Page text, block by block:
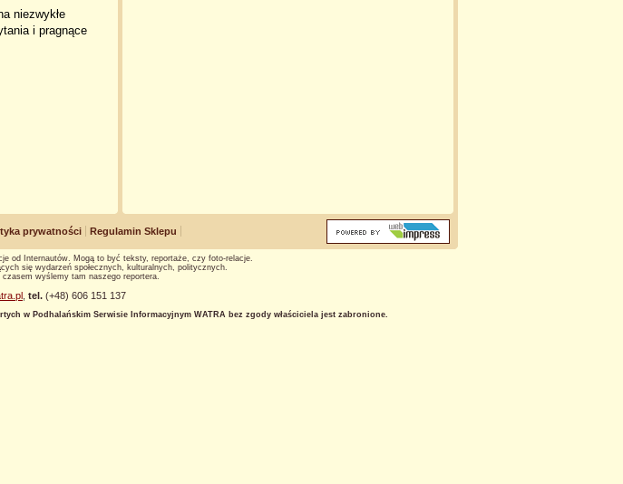
niezwykłe
i pragnące
prywatności Regulamin Sklepu
od Internautów. Mogą to być teksty, reportaże, czy foto-relacje.
się wydarzeń społecznych, kulturalnych, politycznych.
wyślemy tam naszego reportera.
tel. (+48) 606 151 137
w Podhalańskim Serwisie Informacyjnym WATRA bez zgody właściciela jest zabronione.